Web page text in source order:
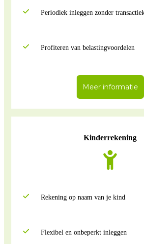
Periodiek inleggen zonder
Profiteren van belastingvoordelen
Meer informatie
Kinderrekening
Rekening op naam van je kind
Flexibel en onbeperkt inleggen